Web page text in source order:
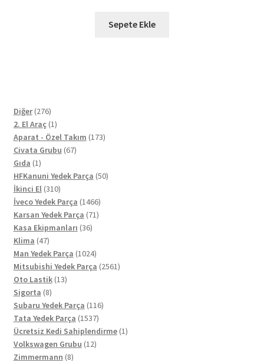
Sepete Ekle
Diğer 276276
ürün
2. El Araç 11
ürün
Aparat - Özel Takım 173173
Civata Grubu 6767
Gıda 11
ürün
HFKanuni Yedek Parça 5050
İkinci El 310310
ürün
İveco Yedek Parça 14661466
ürün
Karsan Yedek Parça 7171
Kasa Ekipmanları 3636
Klima 4747
ürün
Man Yedek Parça 10241024
ürün
Mitsubishi Yedek Parça 25612561
Oto Lastik 1313
Sigorta 88
ürün
Subaru Yedek Parça 116116
Tata Yedek Parça 15371537
ürün
Ücretsiz Kedi Sahiplendirme 11
Volkswagen Grubu 1212
Zimmermann 88